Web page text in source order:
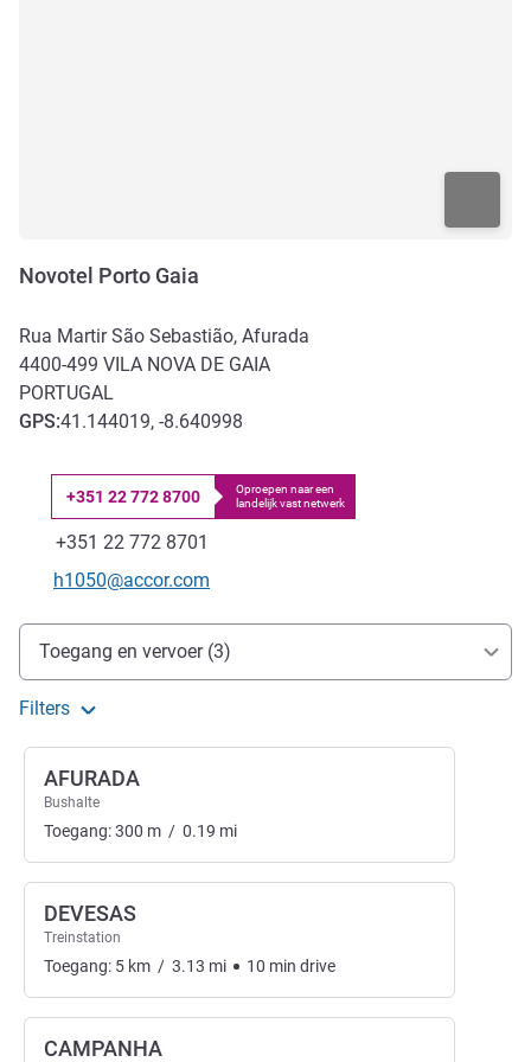
Novotel Porto Gaia
Rua Martir São Sebastião, Afurada
4400-499 VILA NOVA DE GAIA
PORTUGAL
GPS:41.144019, -8.640998
Telefoon
+351 22 772 8700
Oproepen naar een
landelijk vast netwerk
Fax
+351 22 772 8701
E-mailadres voor contact
h1050@accor.com
Toegang en transport
Toegang en vervoer (3)
Filters
AFURADA
Bushalte
Toegang:300 m / 0.19 mi
DEVESAS
Treinstation
Toegang: 5 km / 3.13 mi 10 min drive
CAMPANHA